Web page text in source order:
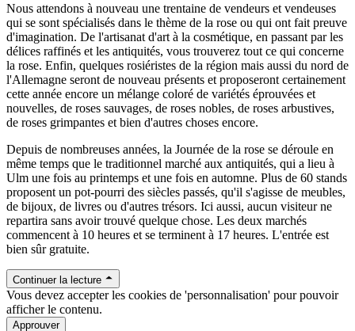
Nous attendons à nouveau une trentaine de vendeurs et vendeuses
qui se sont spécialisés dans le thème de la rose ou qui ont fait preuve
d'imagination. De l'artisanat d'art à la cosmétique, en passant par les
délices raffinés et les antiquités, vous trouverez tout ce qui concerne
la rose. Enfin, quelques rosiéristes de la région mais aussi du nord de
l'Allemagne seront de nouveau présents et proposeront certainement
cette année encore un mélange coloré de variétés éprouvées et
nouvelles, de roses sauvages, de roses nobles, de roses arbustives,
de roses grimpantes et bien d'autres choses encore.
Depuis de nombreuses années, la Journée de la rose se déroule en
même temps que le traditionnel marché aux antiquités, qui a lieu à
Ulm une fois au printemps et une fois en automne. Plus de 60 stands
proposent un pot-pourri des siècles passés, qu'il s'agisse de meubles,
de bijoux, de livres ou d'autres trésors. Ici aussi, aucun visiteur ne
repartira sans avoir trouvé quelque chose. Les deux marchés
commencent à 10 heures et se terminent à 17 heures. L'entrée est
bien sûr gratuite.
Continuer la lecture
Vous devez accepter les cookies de 'personnalisation' pour pouvoir
afficher le contenu.
Approuver